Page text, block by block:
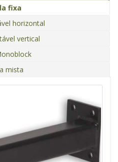
fixa
horizontal
vertical
mista